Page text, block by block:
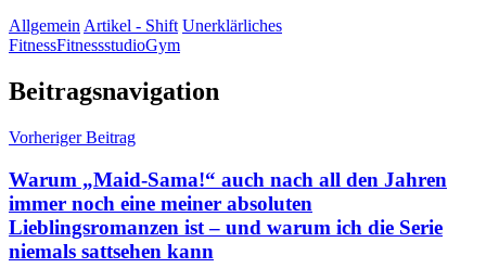
AllgemeinArtikel - Shift Unerklärliches
FitnessFitnessstudioGym
Beitragsnavigation
Vorheriger Beitrag
Warum „Maid-Sama!“ auch nach all den Jahren
immer noch eine meiner absoluten
Lieblingsromanzen ist – und warum ich die Serie
niemals sattsehen kann